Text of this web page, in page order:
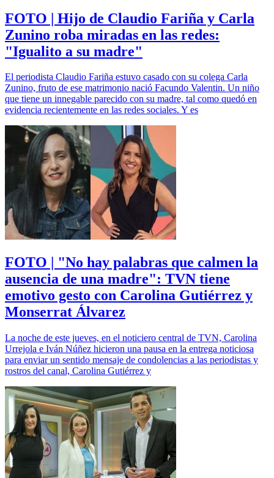
FOTO | Hijo de Claudio Fariña y Carla
Zunino roba miradas en las redes:
"Igualito a su madre"
El periodista Claudio Fariña estuvo casado con su colega Carla
Zunino, fruto de ese matrimonio nació Facundo Valentin. Un niño
que tiene un innegable parecido con su madre, tal como quedó en
evidencia recientemente en las redes sociales. Y es
FOTO | "No hay palabras que calmen la
ausencia de una madre": TVN tiene
emotivo gesto con Carolina Gutiérrez y
Monserrat Álvarez
La noche de este jueves, en el noticiero central de TVN, Carolina
Urrejola e Iván Núñez hicieron una pausa en la entrega noticiosa
para enviar un sentido mensaje de condolencias a las periodistas y
rostros del canal, Carolina Gutiérrez y